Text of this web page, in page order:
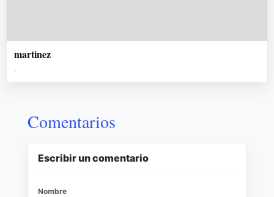
martinez
.
Comentarios
Escribir un comentario
Nombre